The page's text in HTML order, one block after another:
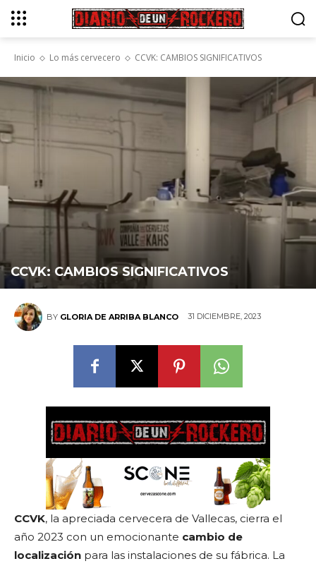
Inicio Lo más cervecero CCVK: CAMBIOS SIGNIFICATIVOS
CCVK: CAMBIOS SIGNIFICATIVOS
BY GLORIA DE ARRIBA BLANCO 31 DICIEMBRE, 2023
CCVK, la apreciada cervecera de Vallecas, cierra el
año 2023 con un emocionante cambio de
localización para las instalaciones de su fábrica. La